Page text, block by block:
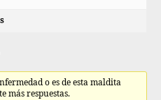
o es de esta maldita
más respuestas.